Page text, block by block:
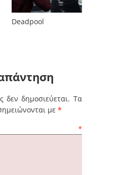
Deadpool
δημοσιεύεται. Τα
με *
*